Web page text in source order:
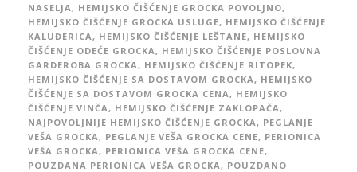
NASELJA , HEMIJSKO ČIŠĆENJE GROCKA POVOLJNO,
HEMIJSKO ČIŠĆENJE GROCKA USLUGE, HEMIJSKO ČIŠĆENJE
KALUĐERICA , HEMIJSKO ČIŠĆENJE LEŠTANE, HEMIJSKO
ČIŠĆENJE ODEĆE GROCKA , HEMIJSKO ČIŠĆENJE POSLOVNA
GARDEROBA GROCKA , HEMIJSKO ČIŠĆENJE RITOPEK,
HEMIJSKO ČIŠĆENJE SA DOSTAVOM GROCKA , HEMIJSKO
ČIŠĆENJE SA DOSTAVOM GROCKA CENA , HEMIJSKO
ČIŠĆENJE VINČA , HEMIJSKO ČIŠĆENJE ZAKLOPAČA ,
NAJPOVOLJNIJE HEMIJSKO ČIŠĆENJE GROCKA , PEGLANJE
VEŠA GROCKA , PEGLANJE VEŠA GROCKA CENE, PERIONICA
VEŠA GROCKA , PERIONICA VEŠA GROCKA CENE,
POUZDANA PERIONICA VEŠA GROCKA , POUZDANO